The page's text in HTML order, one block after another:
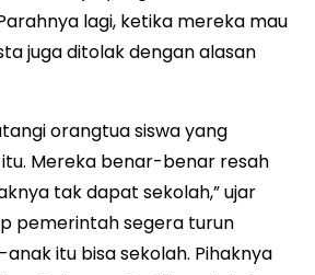
lagi, ketika mereka mau
juga ditolak dengan alasan
orangtua siswa yang
Mereka benar-benar resah
tak dapat sekolah,” ujar
pemerintah segera turun
itu bisa sekolah. Pihaknya